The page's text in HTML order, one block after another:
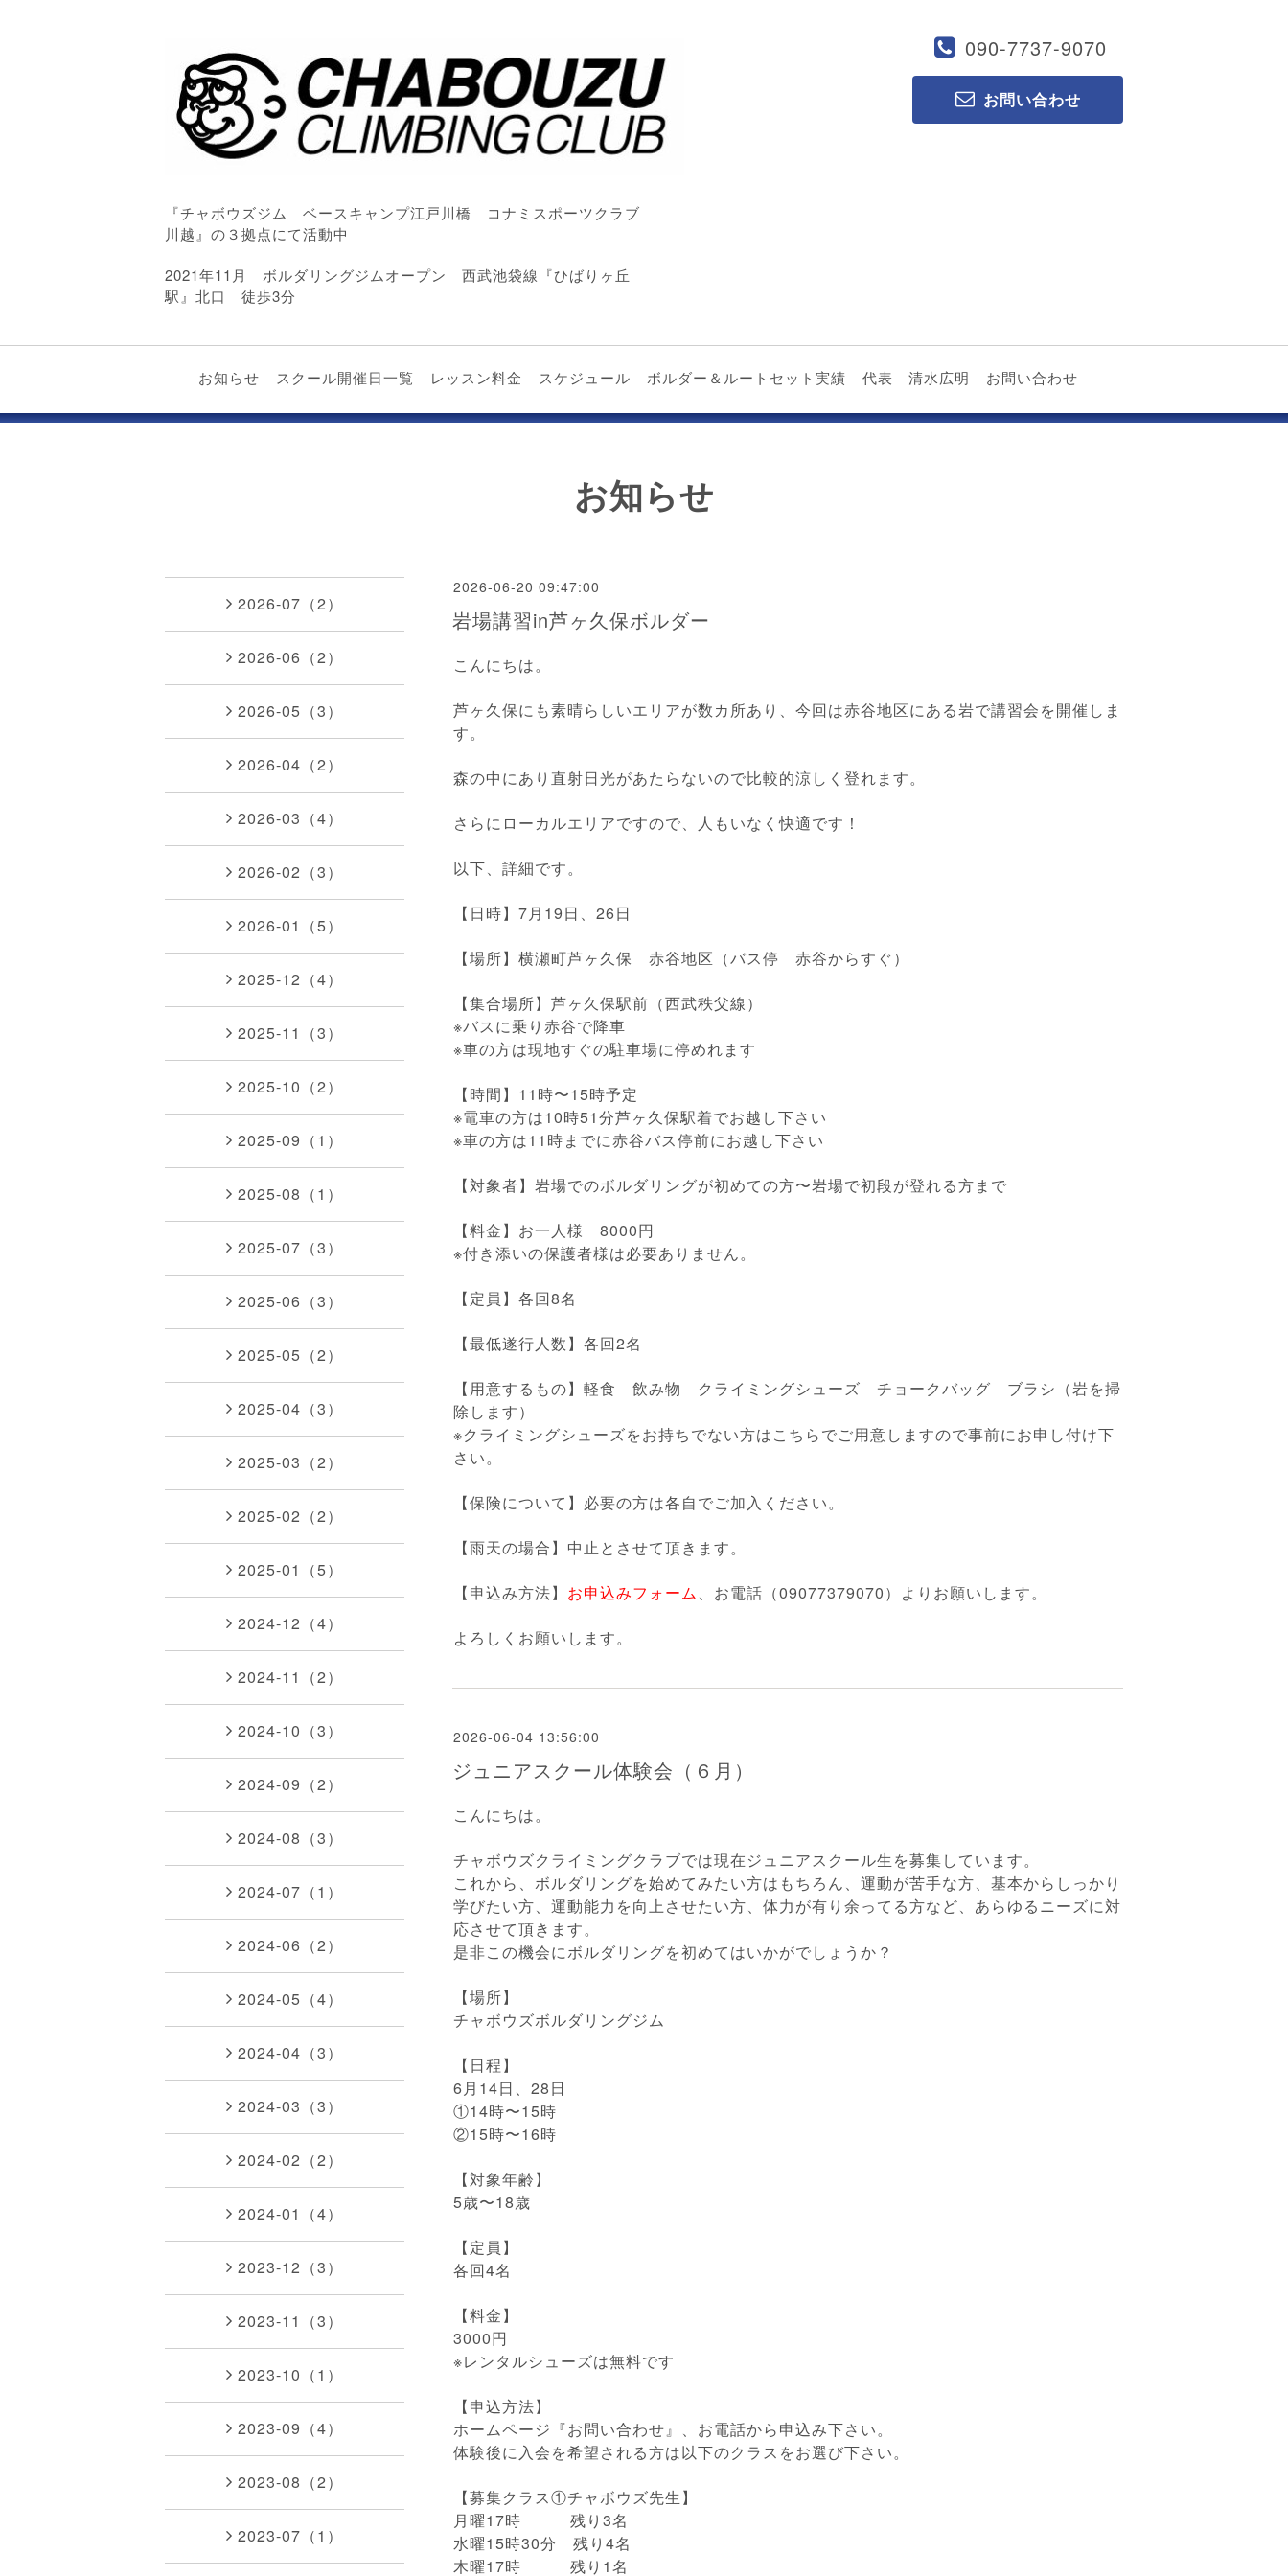
090-7737-9070
お問い合わせ
『チャボウズジム ベースキャンプ江戸川橋 コナミスポーツクラブ
川越』の３拠点にて活動中
2021年11月 ボルダリングジムオープン 西武池袋線『ひばりヶ丘
駅』北口 徒歩3分
お知らせ スクール開催日一覧 レッスン料金 スケジュール ボルダー＆ルートセット実績 代表 清水広明 お問い合わせ
お知らせ
2026-06-20 09:47:00
岩場講習in芦ヶ久保ボルダー
こんにちは。
芦ヶ久保にも素晴らしいエリアが数カ所あり、今回は赤谷地区にある岩で講習会を開催しま
す。
森の中にあり直射日光があたらないので比較的涼しく登れます。
さらにローカルエリアですので、人もいなく快適です！
以下、詳細です。
【日時】7月19日、26日
【場所】横瀬町芦ヶ久保 赤谷地区（バス停 赤谷からすぐ）
【集合場所】芦ヶ久保駅前（西武秩父線）
※バスに乗り赤谷で降車
※車の方は現地すぐの駐車場に停めれます
【時間】11時〜15時予定
※電車の方は10時51分芦ヶ久保駅着でお越し下さい
※車の方は11時までに赤谷バス停前にお越し下さい
【対象者】岩場でのボルダリングが初めての方〜岩場で初段が登れる方まで
【料金】お一人様 8000円
※付き添いの保護者様は必要ありません。
【定員】各回8名
【最低遂行人数】各回2名
【用意するもの】軽食 飲み物 クライミングシューズ チョークバッグ ブラシ（岩を掃
除します）
※クライミングシューズをお持ちでない方はこちらでご用意しますので事前にお申し付け下
さい。
【保険について】必要の方は各自でご加入ください。
【雨天の場合】中止とさせて頂きます。
【申込み方法】 お申込みフォーム、お電話（09077379070）よりお願いします。
よろしくお願いします。
2026-06-04 13:56:00
ジュニアスクール体験会（６月）
こんにちは。
チャボウズクライミングクラブでは現在ジュニアスクール生を募集しています。
これから、ボルダリングを始めてみたい方はもちろん、運動が苦手な方、基本からしっかり
学びたい方、運動能力を向上させたい方、体力が有り余ってる方など、あらゆるニーズに対
応させて頂きます。
是非この機会にボルダリングを初めてはいかがでしょうか？
【場所】
チャボウズボルダリングジム
【日程】
6月14日、28日
①14時〜15時
②15時〜16時
【対象年齢】
5歳〜18歳
【定員】
各回4名
【料金】
3000円
※レンタルシューズは無料です
【申込方法】
ホームページ『お問い合わせ』、お電話から申込み下さい。
体験後に入会を希望される方は以下のクラスをお選び下さい。
【募集クラス①チャボウズ先生】
月曜17時 残り3名
水曜15時30分 残り4名
木曜17時 残り1名
2026-07（2）
2026-06（2）
2026-05（3）
2026-04（2）
2026-03（4）
2026-02（3）
2026-01（5）
2025-12（4）
2025-11（3）
2025-10（2）
2025-09（1）
2025-08（1）
2025-07（3）
2025-06（3）
2025-05（2）
2025-04（3）
2025-03（2）
2025-02（2）
2025-01（5）
2024-12（4）
2024-11（2）
2024-10（3）
2024-09（2）
2024-08（3）
2024-07（1）
2024-06（2）
2024-05（4）
2024-04（3）
2024-03（3）
2024-02（2）
2024-01（4）
2023-12（3）
2023-11（3）
2023-10（1）
2023-09（4）
2023-08（2）
2023-07（1）